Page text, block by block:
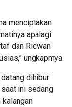
menciptakan
apalagi
dan Ridwan
ungkapmya.
dihibur
ini sedang
kalangan